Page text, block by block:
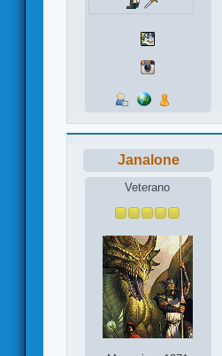
Janalone
Veterano